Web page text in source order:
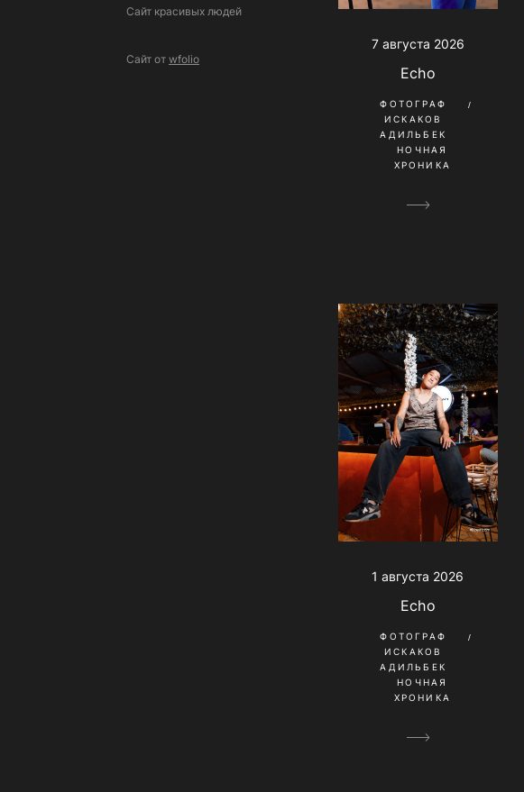
Сайт красивых людей
Сайт от wfolio
7 августа 2026
Echo
ФОТОГРАФ
ИСКАКОВ
АДИЛЬБЕК
НОЧНАЯ
ХРОНИКА
1 августа 2026
Echo
ФОТОГРАФ
ИСКАКОВ
АДИЛЬБЕК
НОЧНАЯ
ХРОНИКА